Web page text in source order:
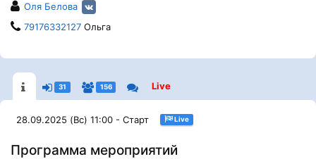
Оля Белова
79176332127 Ольга
31 156 Live
28.09.2025 (Вс) 11:00 - Старт Live
Программа мероприятий